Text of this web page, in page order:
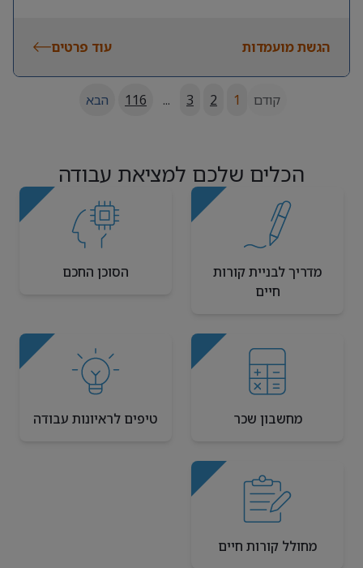
הגשת מועמדות עוד פרטים
קודם 1
2
3
...
116 הבא
הכלים שלכם למציאת עבודה
מדריך לבניית קורות
חיים
הסוכן החכם
מחשבון שכר טיפים לראיונות עבודה
מחולל קורות חיים